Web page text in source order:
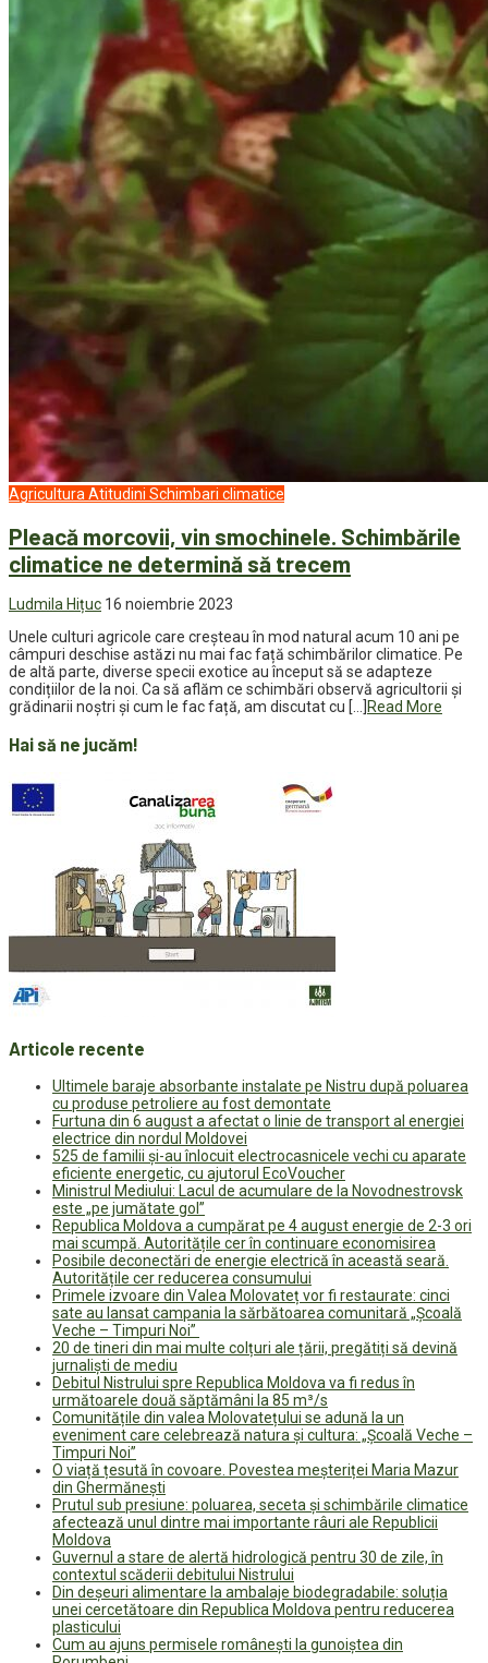
AgriculturaAtitudini Schimbari climatice
Pleacă morcovii, vin smochinele. Schimbările
climatice ne determină să trecem
Ludmila Hițuc 16 noiembrie 2023
Unele culturi agricole care creșteau în mod natural acum 10 ani pe
câmpuri deschise astăzi nu mai fac față schimbărilor climatice. Pe
de altă parte, diverse specii exotice au început să se adapteze
condițiilor de la noi. Ca să aflăm ce schimbări observă agricultorii și
grădinarii noștri și cum le fac față, am discutat cu […] Read More
Hai să ne jucăm!
Articole recente
Ultimele baraje absorbante instalate pe Nistru după poluarea
cu produse petroliere au fost demontate
Furtuna din 6 august a afectat o linie de transport al energiei
electrice din nordul Moldovei
525 de familii și-au înlocuit electrocasnicele vechi cu aparate
eficiente energetic, cu ajutorul EcoVoucher
Ministrul Mediului: Lacul de acumulare de la Novodnestrovsk
este „pe jumătate gol”
Republica Moldova a cumpărat pe 4 august energie de 2-3 ori
mai scumpă. Autoritățile cer în continuare economisirea
Posibile deconectări de energie electrică în această seară.
Autoritățile cer reducerea consumului
Primele izvoare din Valea Molovateț vor fi restaurate: cinci
sate au lansat campania la sărbătoarea comunitară „Școală
Veche – Timpuri Noi”
20 de tineri din mai multe colțuri ale țării, pregătiți să devină
jurnaliști de mediu
Debitul Nistrului spre Republica Moldova va fi redus în
următoarele două săptămâni la 85 m³/s
Comunitățile din valea Molovatețului se adună la un
eveniment care celebrează natura și cultura: „Școală Veche –
Timpuri Noi”
O viață țesută în covoare. Povestea meșteriței Maria Mazur
din Ghermănești
Prutul sub presiune: poluarea, seceta și schimbările climatice
afectează unul dintre mai importante râuri ale Republicii
Moldova
Guvernul a stare de alertă hidrologică pentru 30 de zile, în
contextul scăderii debitului Nistrului
Din deșeuri alimentare la ambalaje biodegradabile: soluția
unei cercetătoare din Republica Moldova pentru reducerea
plasticului
Cum au ajuns permisele românești la gunoiștea din